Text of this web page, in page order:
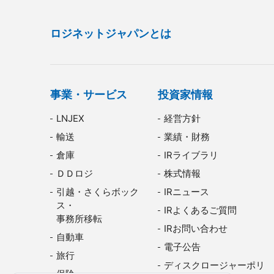
ロジネットジャパンとは
事業・サービス
LNJEX
輸送
倉庫
ＤＤロジ
引越・さくらボック
ス・
事務所移転
自動車
旅行
投資家情報
経営方針
業績・財務
IRライブラリ
株式情報
IRニュース
IRよくあるご質問
IRお問い合わせ
電子公告
ディスクロージャーポリ